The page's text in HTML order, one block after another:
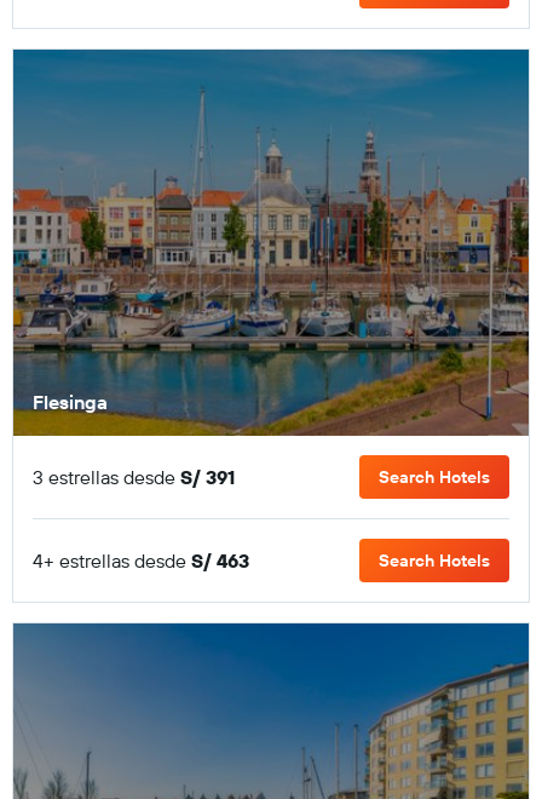
Flesinga
3 estrellas desde S/ 391 Search Hotels
4+ estrellas desde S/ 463 Search Hotels